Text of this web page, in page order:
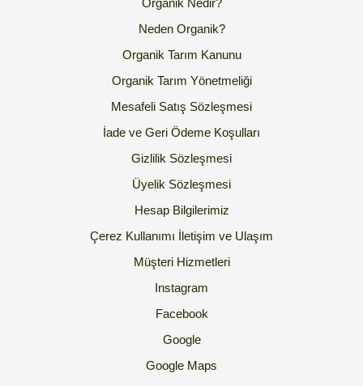
Organik Nedir?
Neden Organik?
Organik Tarım Kanunu
Organik Tarım Yönetmeliği
Mesafeli Satış Sözleşmesi
İade ve Geri Ödeme Koşulları
Gizlilik Sözleşmesi
Üyelik Sözleşmesi
Hesap Bilgilerimiz
Çerez Kullanımı İletişim ve Ulaşım
Müşteri Hizmetleri
Instagram
Facebook
Google
Google Maps